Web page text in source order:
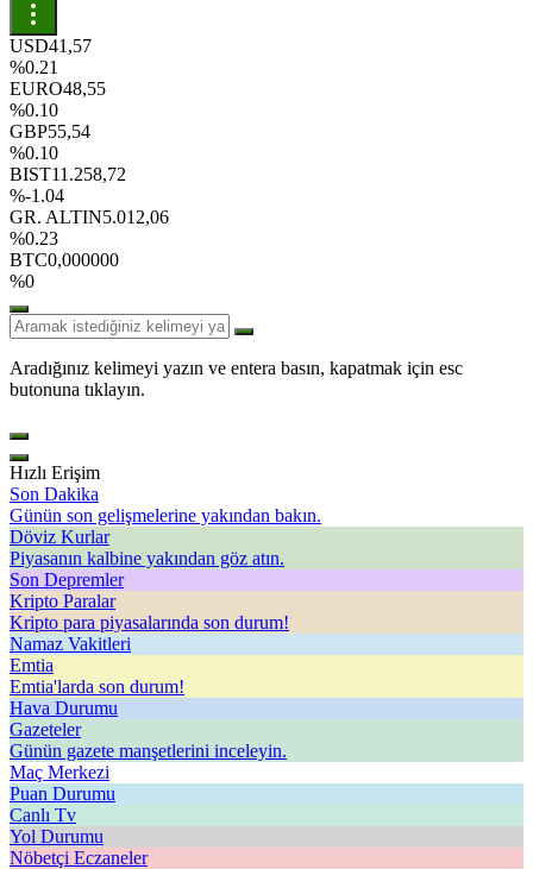
USD41,57
%0.21
EURO48,55
%0.10
GBP55,54
%0.10
BIST11.258,72
%-1.04
GR. ALTIN5.012,06
%0.23
BTC0,000000
%0
Aradığınız kelimeyi yazın ve entera basın, kapatmak için esc
butonuna tıklayın.
Hızlı Erişim
Son Dakika
Günün son gelişmelerine yakından bakın.
Döviz Kurlar
Piyasanın kalbine yakından göz atın.
Son Depremler
Kripto Paralar
Kripto para piyasalarında son durum!
Namaz Vakitleri
Emtia
Emtia'larda son durum!
Hava Durumu
Gazeteler
Günün gazete manşetlerini inceleyin.
Maç Merkezi
Puan Durumu
Canlı Tv
Yol Durumu
Nöbetçi Eczaneler